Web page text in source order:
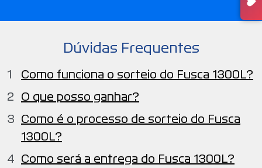
Dúvidas Frequentes
Como funciona o sorteio do Fusca 1300L?
O que posso ganhar?
Como é o processo de sorteio do Fusca
1300L?
Como será a entrega do Fusca 1300L?